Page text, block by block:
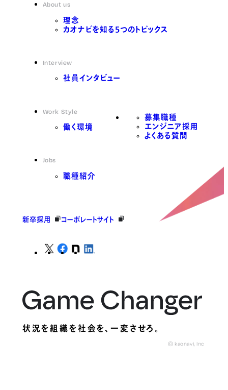
About us
理念
カオナビを知る5つのトピックス
Interview
社員インタビュー
Work Style
働く環境
Jobs
職種紹介
募集職種
エンジニア採用
よくある質問
新卒採用 コーポレートサイト
状況を組織を社会を、一変させろ。
© kaonavi, Inc